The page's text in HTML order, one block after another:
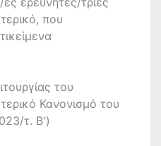
που
του
Κανονισμό του
τ. Β')